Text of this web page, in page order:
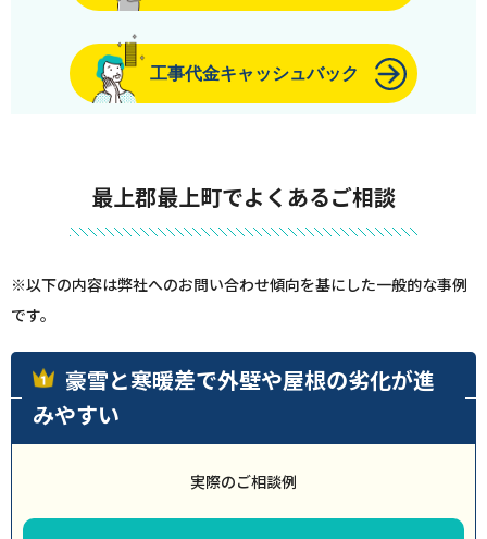
工事代金キャッシュバック
最上郡最上町でよくあるご相談
※以下の内容は弊社へのお問い合わせ傾向を基にした一般的な事例
です。
豪雪と寒暖差で外壁や屋根の劣化が進
みやすい
実際のご相談例